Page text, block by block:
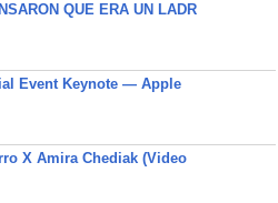
QUE ERA UN LADR
Event Keynote — Apple
X Amira Chediak (Video